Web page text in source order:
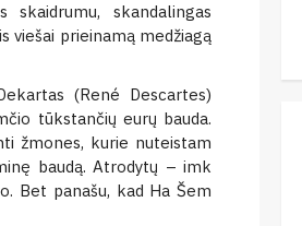
skandalingas
viešai prieinamą medžiagą
(René Descartes)
tūkstančių eurų bauda.
žmones, kurie nuteistam
baudą. Atrodytų – imk
Bet panašu, kad Ha Šem